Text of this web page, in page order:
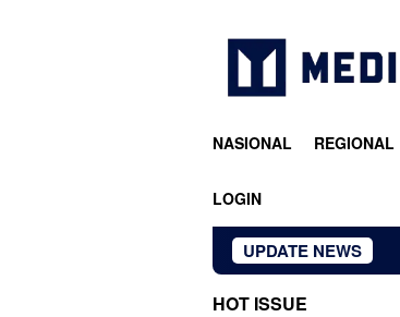
NASIONAL REGIONAL
LOGIN
UPDATE NEWS
HOT ISSUE